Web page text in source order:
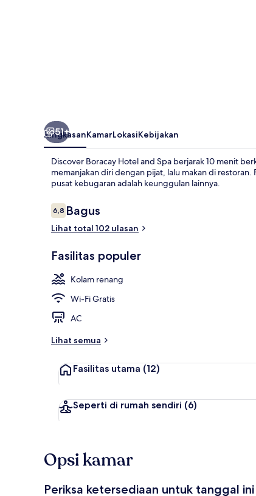
51+
RingkasanKamarLokasiKebijakan
Discover Boracay Hotel and Spa berjarak 10 menit
memanjakan diri dengan pijat, lalu makan di
pusat kebugaran adalah keunggulan lainnya.
Ulasan
6,86,8 dari 10
Bagus
Lihat total 102 ulasan
Fasilitas populer
Kolam renang
Wi-Fi Gratis
AC
Lihat semua
Fasilitas utama (12)
Seperti di rumah sendiri (6)
Opsi kamar
Periksa ketersediaan untuk tanggal ini